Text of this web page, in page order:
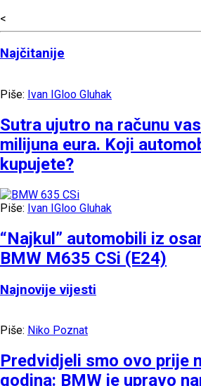
<
Najčitanije
Piše: Ivan IGloo Gluhak
Sutra ujutro na računu
milijuna eura. Koji
kupujete?
Piše: Ivan IGloo Gluhak
“Najkul” automobili iz
BMW M635 CSi (E24)
Najnovije vijesti
Piše: Niko Poznat
Predvidjeli smo ovo prije
godina: BMW je upravo